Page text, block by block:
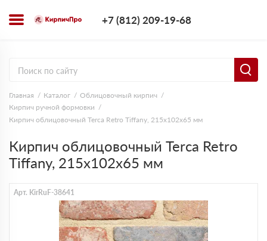
+7 (812) 209-19-68
Главная Каталог
Облицовочный кирпич
Кирпич ручной формовки
Кирпич облицовочный Terca Retro Tiffany, 215х102х65 мм
Кирпич облицовочный Terca Retro
Tiffany, 215х102х65 мм
Арт. KirRuF-38641